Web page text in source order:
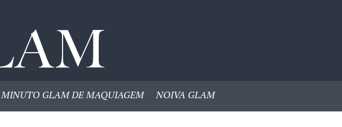
MINUTO GLAM DE MAQUIAGEM NOIVA GLAM